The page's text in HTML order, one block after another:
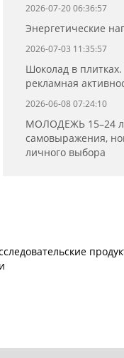
2026-07-20 06:36:57
Энергетические
2026-07-03 11:35:57
Шоколад в
рекламная
2026-06-08 07:24:10
МОЛОДЕЖЬ 15–24
самовыражения,
личного выбора